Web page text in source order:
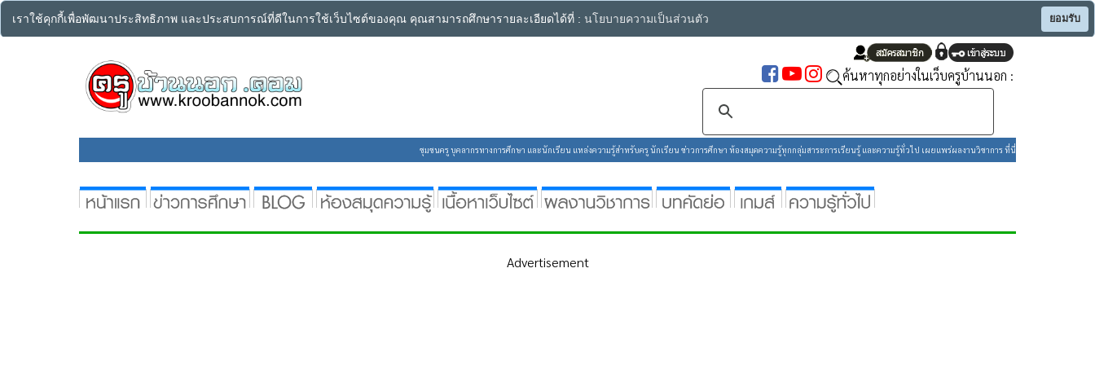
เราใช้คุกกี้เพื่อพัฒนาประสิทธิภาพ และประสบการณ์ที่ดีในการใช้เว็บไซต์ของคุณ คุณสามารถศึกษารายละเอียดได้ที่ : นโยบายความเป็นส่วนตัว ยอมรับ
ค้นหาทุกอย่างในเว็บครูบ้านนอก :
ชุมชนครู บุคลากรทางการศึกษา และนักเรียน แหล่งความรู้สำหรับครู นักเรียน ข่าวการศึกษา ห้องสมุดความรู้ทุกกลุ่มสาระการเรียนรู้ และความรู้ทั่วไป เผยแพร่ผลงานวิชาการ ที่นี่
Advertisement